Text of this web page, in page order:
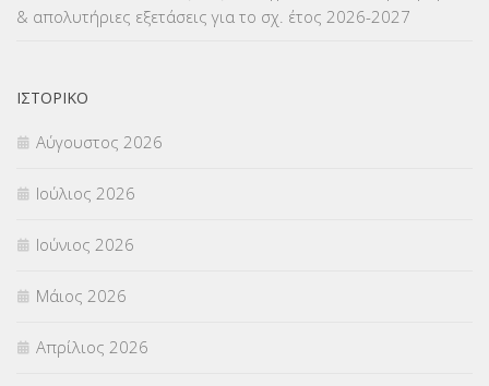
ΟΙΚΟΝΟΜΙΚΑ ΘΕΜΑΤΑ
Π.Ε.Κ. ΗΡΑΚΛΕΙΟΥ
ΠΑΝΕΛΛΑΔΙΚΕΣ ΕΞΕΤΑΣΕΙΣ
ΠΡΟΚΗΡΥΞΕΙΣ
ΣΕΜΙΝΑΡΙΑ – ΗΜΕΡΙΔΕΣ
ΣΕΠ(50)
& απολυτήριες εξετάσεις για το σχ. έτος 2026-2027
ΙΣΤΟΡΙΚΌ
Αύγουστος 2026
Ιούλιος 2026
Ιούνιος 2026
Μάιος 2026
Απρίλιος 2026